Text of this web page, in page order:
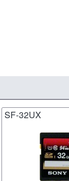
SF-32UX